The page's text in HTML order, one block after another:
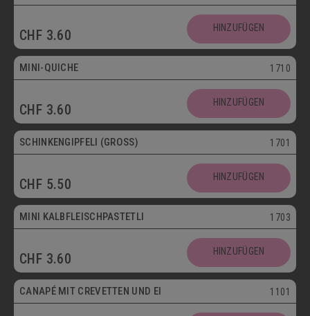
CHF 3.60 HINZUFÜGEN
Mini
MINI-QUICHE 1710
CHF 3.60 HINZUFÜGEN
SCHINKENGIPFELI (GROSS) 1701
CHF 5.50 HINZUFÜGEN
Mini
MINI KALBFLEISCHPASTETLI 1703
CHF 3.60 HINZUFÜGEN
CANAPÉ MIT CREVETTEN UND EI 1101